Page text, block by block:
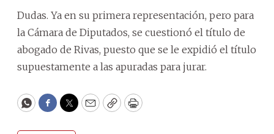
Dudas. Ya en su primera representación, pero para
la Cámara de Diputados, se cuestionó el título de
abogado de Rivas, puesto que se le expidió el título
supuestamente a las apuradas para jurar.
WhatsApp
Facebook
Twitter
EmailCopyPrint